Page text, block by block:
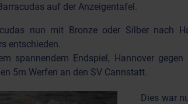
auf der Anzeigentafel.
nun mit Bronze oder Silber nach
entschieden.
spannendem Endspiel, Hannover
5m Werfen an den SV Cannstatt.
Dies war